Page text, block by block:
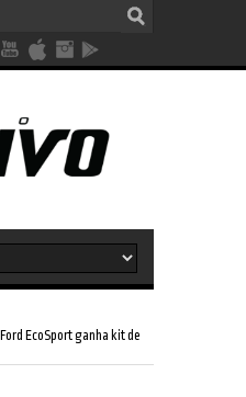
Ford EcoSport ganha kit de